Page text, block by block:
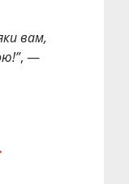
вам,
, —